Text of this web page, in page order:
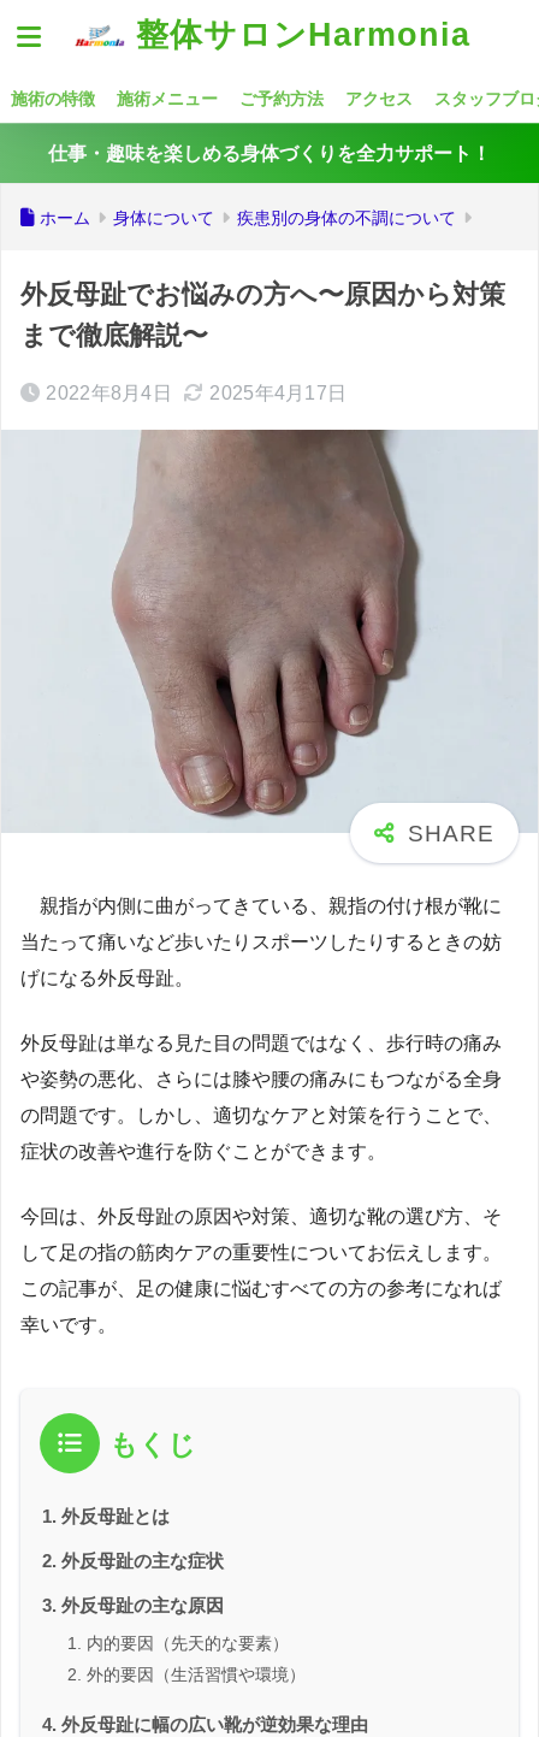
整体サロンHarmonia
施術の特徴 施術メニュー ご予約方法 アクセス スタッフブロ
仕事・趣味を楽しめる身体づくりを全力サポート！
ホーム 身体について 疾患別の身体の不調について
外反母趾でお悩みの方へ〜原因から対策
まで徹底解説〜
2022年8月4日 2025年4月17日
親指が内側に曲がってきている、親指の付け根が靴に
当たって痛いなど歩いたりスポーツしたりするときの妨
げになる外反母趾。
外反母趾は単なる見た目の問題ではなく、歩行時の痛み
や姿勢の悪化、さらには膝や腰の痛みにもつながる全身
の問題です。しかし、適切なケアと対策を行うことで、
症状の改善や進行を防ぐことができます。
今回は、外反母趾の原因や対策、適切な靴の選び方、そ
して足の指の筋肉ケアの重要性についてお伝えします。
この記事が、足の健康に悩むすべての方の参考になれば
幸いです。
もくじ
外反母趾とは
外反母趾の主な症状
外反母趾の主な原因
内的要因（先天的な要素）
外的要因（生活習慣や環境）
外反母趾に幅の広い靴が逆効果な理由